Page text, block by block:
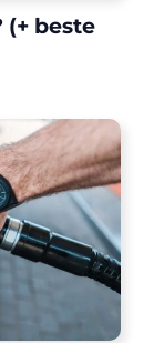
beste